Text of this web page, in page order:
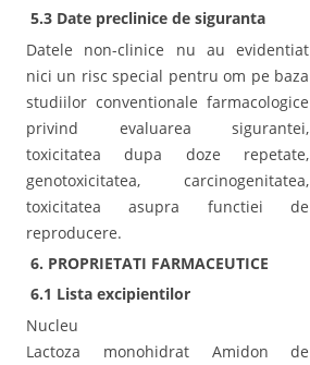
5.3 Date preclinice de siguranta
Datele non-clinice nu au evidentiat
nici un risc special pentru om pe baza
studiilor conventionale farmacologice
privind evaluarea sigurantei,
toxicitatea dupa doze repetate,
genotoxicitatea, carcinogenitatea,
toxicitatea asupra functiei de
reproducere.
6. PROPRIETATI FARMACEUTICE
6.1 Lista excipientilor
Nucleu
Lactoza monohidrat Amidon de